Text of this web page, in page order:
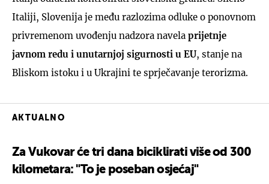
Italiji, Slovenija je među razlozima odluke o ponovnom
privremenom uvođenju nadzora navela prijetnje
javnom redu i unutarnjoj sigurnosti u EU, stanje na
Bliskom istoku i u Ukrajini te sprječavanje terorizma.
AKTUALNO
Za Vukovar će tri dana biciklirati više od 300
kilometara: "To je poseban osjećaj"